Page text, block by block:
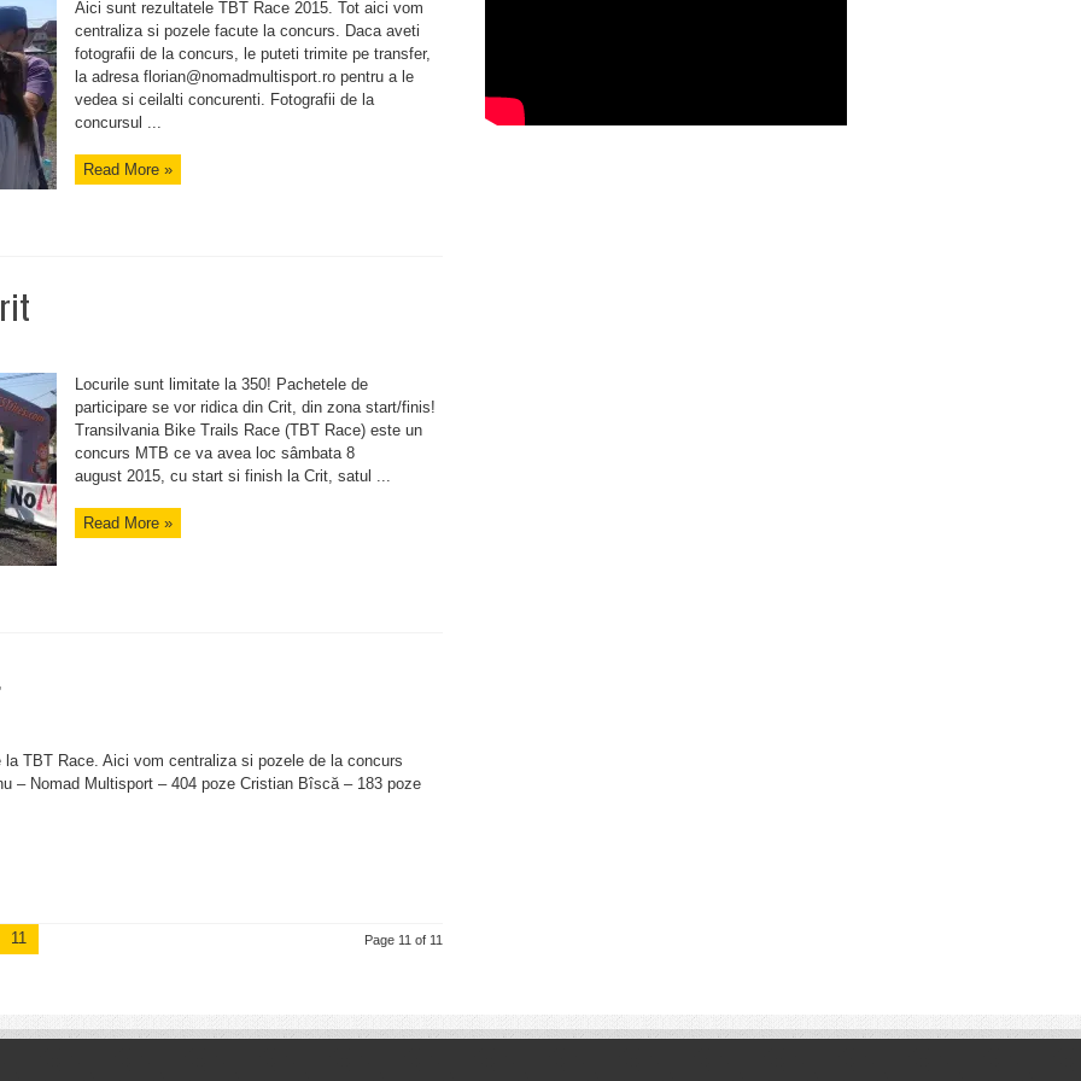
Aici sunt rezultatele TBT Race 2015. Tot aici vom
centraliza si pozele facute la concurs. Daca aveti
fotografii de la concurs, le puteti trimite pe transfer,
la adresa florian@nomadmultisport.ro pentru a le
vedea si ceilalti concurenti. Fotografii de la
concursul ...
Read More »
Locurile sunt limitate la 350! Pachetele de
participare se vor ridica din Crit, din zona start/finis!
Transilvania Bike Trails Race (TBT Race) este un
concurs MTB ce va avea loc sâmbata 8
august 2015, cu start si finish la Crit, satul ...
Read More »
TBT Race. Aici vom centraliza si pozele de la concurs
– Nomad Multisport – 404 poze Cristian Bîscă – 183 poze
Page 11 of 11
11